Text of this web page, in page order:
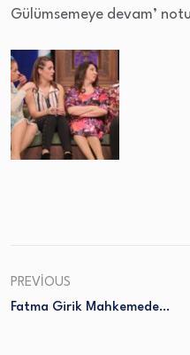
Gülümsemeye devam’
PREVIOUS
Fatma Girik Mahkemede…